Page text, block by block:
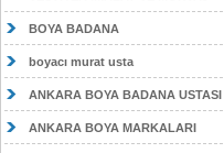
BOYA BADANA
boyacı murat usta
ANKARA BOYA BADANA USTASI
ANKARA BOYA MARKALARI